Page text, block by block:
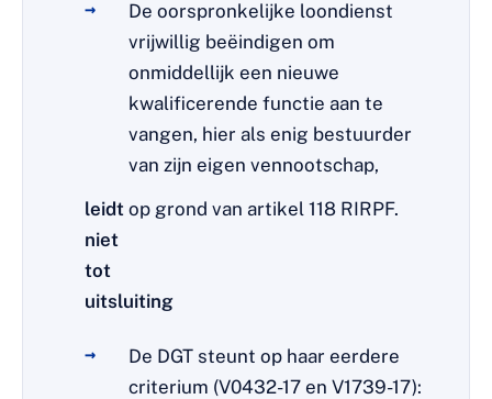
De oorspronkelijke loondienst
vrijwillig beëindigen om
onmiddellijk een nieuwe
kwalificerende functie aan te
vangen, hier als enig bestuurder
van zijn eigen vennootschap,
leidt
niet
tot
uitsluiting
op grond van artikel 118 RIRPF.
De DGT steunt op haar eerdere
criterium (V0432-17 en V1739-17):